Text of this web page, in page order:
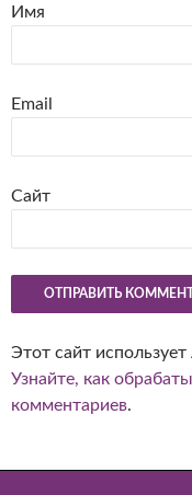
Имя
Email
Сайт
Этот сайт
Узнайте, как
комментариев.